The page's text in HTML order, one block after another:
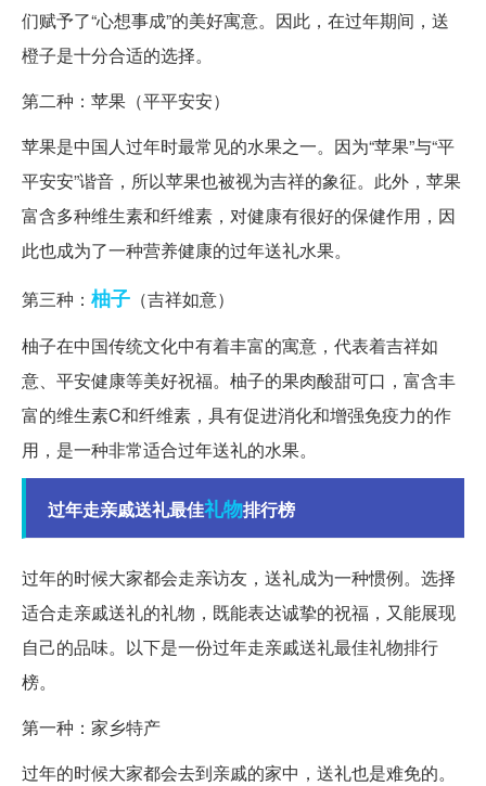
们赋予了“心想事成”的美好寓意。因此，在过年期间，送
橙子是十分合适的选择。
第二种：苹果（平平安安）
苹果是中国人过年时最常见的水果之一。因为“苹果”与“平
平安安”谐音，所以苹果也被视为吉祥的象征。此外，苹果
富含多种维生素和纤维素，对健康有很好的保健作用，因
此也成为了一种营养健康的过年送礼水果。
第三种： 柚子 （吉祥如意）
柚子在中国传统文化中有着丰富的寓意，代表着吉祥如
意、平安健康等美好祝福。柚子的果肉酸甜可口，富含丰
富的维生素C和纤维素，具有促进消化和增强免疫力的作
用，是一种非常适合过年送礼的水果。
过年走亲戚送礼最佳礼物排行榜
过年的时候大家都会走亲访友，送礼成为一种惯例。选择
适合走亲戚送礼的礼物，既能表达诚挚的祝福，又能展现
自己的品味。以下是一份过年走亲戚送礼最佳礼物排行
榜。
第一种：家乡特产
过年的时候大家都会去到亲戚的家中，送礼也是难免的。